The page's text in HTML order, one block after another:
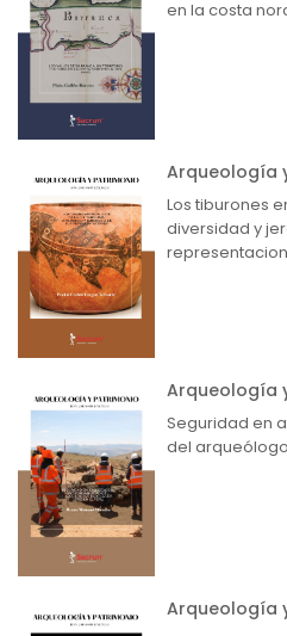
en la costa
Arqueología
Los tiburones
diversidad y
Arqueología
Seguridad en
del
Arqueología